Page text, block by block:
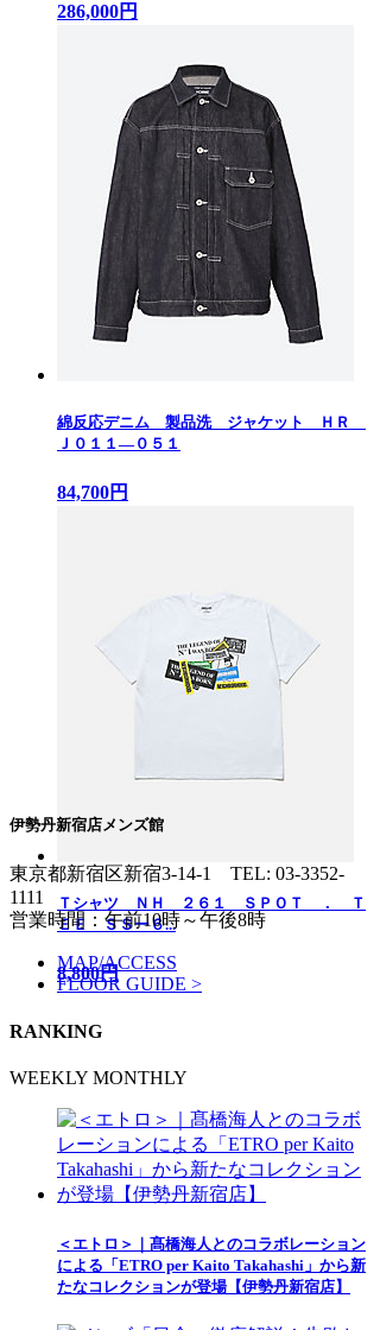
286,000円
綿反応デニム 製品洗 ジャケット ＨＲ
Ｊ０１１—０５１
84,700円
Ｔシャツ ＮＨ ２６１ ＳＰＯＴ ． Ｔ
ＥＥ ＳＳー６...
8,800円
伊勢丹新宿店メンズ館
東京都新宿区新宿3-14-1 TEL: 03-3352-
1111
営業時間：午前10時～午後8時
MAP/ACCESS
FLOOR GUIDE >
RANKING
WEEKLY MONTHLY
＜エトロ＞｜髙橋海人とのコラボレーション
による「ETRO per Kaito Takahashi」から新
たなコレクションが登場【伊勢丹新宿店】